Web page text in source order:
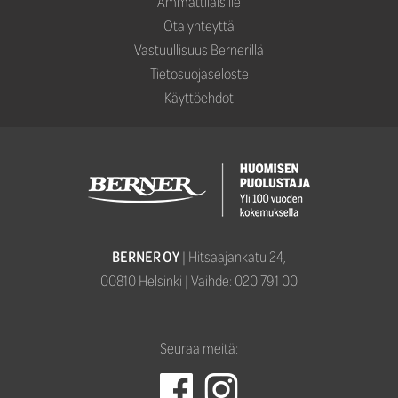
Ota yhteyttä
Vastuullisuus Bernerillä
Tietosuojaseloste
Käyttöehdot
BERNER OY| Hitsaajankatu 24,­­
00810 Helsinki | Vaihde: 020 791 00
Seuraa meitä: